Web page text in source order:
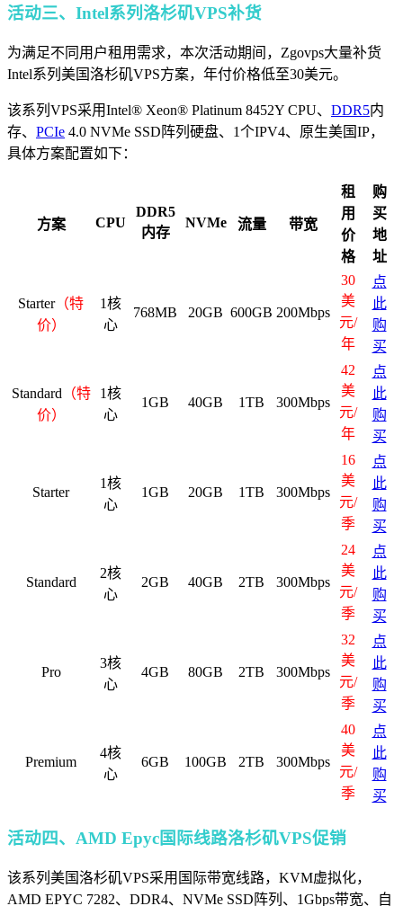
活动三、Intel系列洛杉矶VPS补货
为满足不同用户租用需求，本次活动期间，Zgovps大量补货
Intel系列美国洛杉矶VPS方案，年付价格低至30美元。
该系列VPS采用Intel® Xeon® Platinum 8452Y CPU、 DDR5内
存、 PCIe 4.0 NVMe SSD阵列硬盘、1个IPV4、原生美国IP，
具体方案配置如下：
方案 CPU
DDR5
内存
NVMe 流量 带宽
租
用
价
格
购
买
地
址
Starter（特
价）
1核
心
768MB 20GB 600GB 200Mbps
30
美
元/
年
点
此
购
买
Standard （特
价）
1核
心
1GB 40GB 1TB 300Mbps
42
美
元/
年
点
此
购
买
Starter
1核
心
1GB 20GB 1TB 300Mbps
16
美
元/
季
点
此
购
买
Standard
2核
心
2GB 40GB 2TB 300Mbps
24
美
元/
季
点
此
购
买
Pro
3核
心
4GB 80GB 2TB 300Mbps
32
美
元/
季
点
此
购
买
Premium
4核
心
6GB 100GB 2TB 300Mbps
40
美
元/
季
点
此
购
买
活动四、AMD Epyc国际线路洛杉矶VPS促销
该系列美国洛杉矶VPS采用国际带宽线路，KVM虚拟化，
AMD EPYC 7282、DDR4、NVMe SSD阵列、1Gbps带宽、自